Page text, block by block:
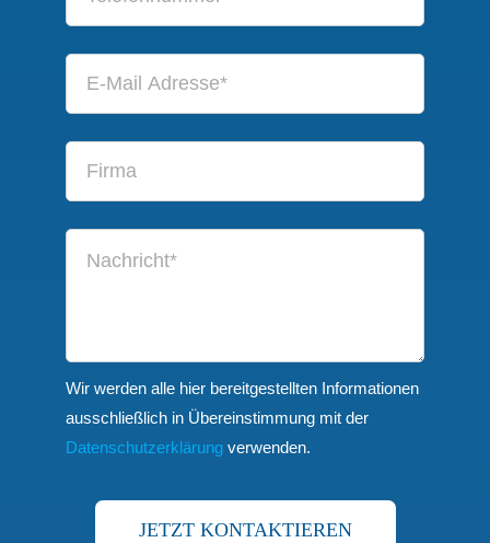
Wir werden alle hier bereitgestellten Informationen
ausschließlich in Übereinstimmung mit der
Datenschutzerklärungverwenden.
JETZT KONTAKTIEREN